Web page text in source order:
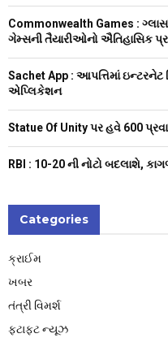
Commonwealth Games :
ગેમ્સની તૈયારીઓનો ઐતિહાસિક
Sachet App : આપત્તિમાં
એપ્લિકેશન
Statue Of Unity પર હવે 600
RBI : ₹10-20 ની નોટો બદલાશે,
Categories
ક્રાઈમ
ખબર
તંત્રી વિમર્શ
ફટાફટ ન્યૂઝ